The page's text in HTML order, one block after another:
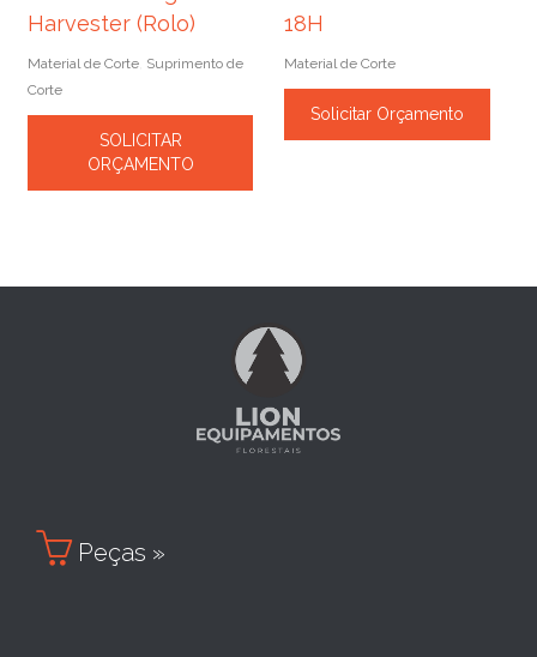
Harvester (Rolo)
Material de Corte Suprimento de
Corte
SOLICITAR
ORÇAMENTO
18H
Material de Corte
Solicitar Orçamento
 Peças »